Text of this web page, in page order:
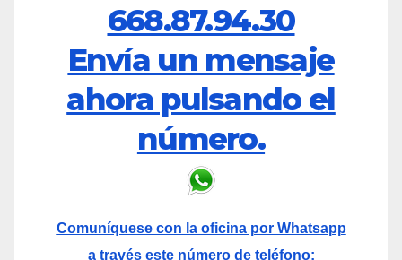
668.87.94.30
Envía un mensaje
ahora pulsando el
número.
Comuníquese con la oficina por Whatsapp
a través este número de teléfono: